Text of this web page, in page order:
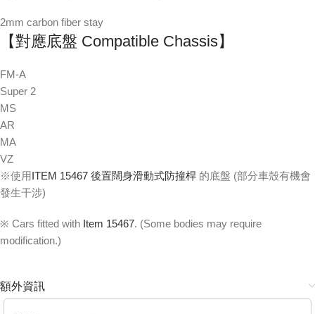
2mm carbon fiber stay
【對應底盤 Compatible Chassis】
FM-A
Super 2
MS
AR
MA
VZ
※使用ITEM 15467 後置闊身滑動式防撞桿 的底盤 (部分車殼有機會
發生干涉)
※ Cars fitted with Item 15467. (Some bodies may require
modification.)
額外資訊